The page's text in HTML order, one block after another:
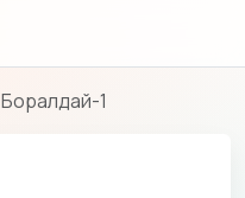
Боралдай-1